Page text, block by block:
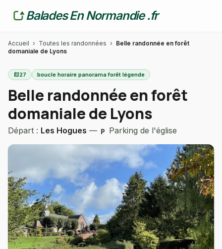
Balades En Normandie .fr
Accueil › Toutes les randonnées › Belle randonnée en forêt
domaniale de Lyons
map27 boucle horaire panorama forêt légende
Belle randonnée en forêt
domaniale de Lyons
Départ : Les Hogues — local_parking Parking de l'église